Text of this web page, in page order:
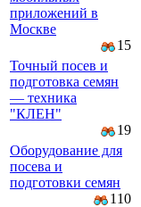
приложений в
Москве
15
Точный посев и
подготовка семян
— техника
"КЛЕН"
19
Оборудование для
посева и
подготовки семян
110